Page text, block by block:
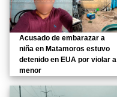
Acusado de embarazar a
niña en Matamoros estuvo
detenido en EUA por violar a
menor